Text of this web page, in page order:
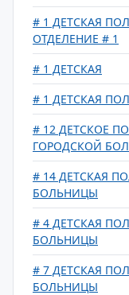
# 1 ДЕТСКАЯ
ОТДЕЛЕНИЕ # 1
# 1 ДЕТСКАЯ
# 1 ДЕТСКАЯ
# 12 ДЕТСКОЕ
ГОРОДСКОЙ
# 14 ДЕТСКАЯ
БОЛЬНИЦЫ
# 4 ДЕТСКАЯ
БОЛЬНИЦЫ
# 7 ДЕТСКАЯ
БОЛЬНИЦЫ